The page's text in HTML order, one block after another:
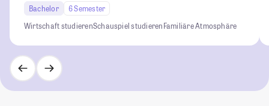
Bachelor
6 Semester
Wirtschaft studierenSchauspiel studierenFamiliäre Atmosphäre